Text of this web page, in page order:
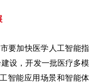
要加快医学人工智能指
设，开发一批医疗多模
智能应用场景和智能体